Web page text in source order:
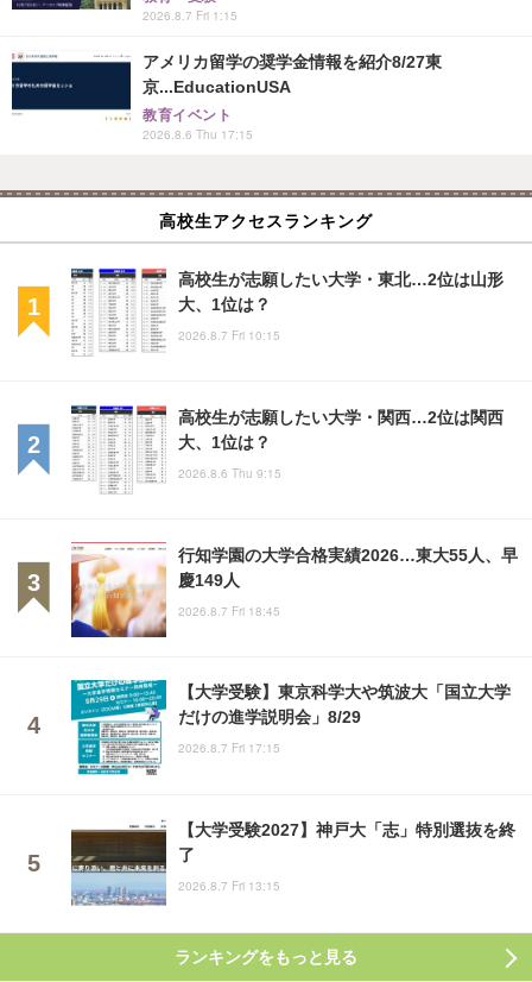
2026.8.7 Fri 1:15
アメリカ留学の奨学金情報を紹介8/27東
京...EducationUSA
教育イベント
2026.8.6 Thu 17:15
高校生アクセスランキング
高校生が志願したい大学・東北…2位は山形
大、1位は？
2026.8.7 Fri 10:15
高校生が志願したい大学・関西…2位は関西
大、1位は？
2026.8.6 Thu 9:15
行知学園の大学合格実績2026…東大55人、早
慶149人
2026.8.7 Fri 18:45
【大学受験】東京科学大や筑波大「国立大学
だけの進学説明会」8/29
2026.8.7 Fri 17:15
【大学受験2027】神戸大「志」特別選抜を終
了
2026.8.7 Fri 13:15
ランキングをもっと見る